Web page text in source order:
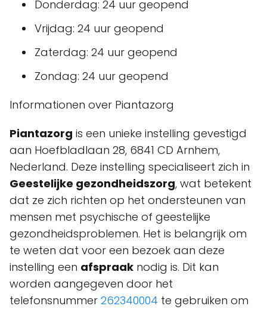
Donderdag: 24 uur geopend
Vrijdag: 24 uur geopend
Zaterdag: 24 uur geopend
Zondag: 24 uur geopend
Informationen over Piantazorg
Piantazorg is een unieke instelling gevestigd
aan Hoefbladlaan 28, 6841 CD Arnhem,
Nederland. Deze instelling specialiseert zich in
Geestelijke gezondheidszorg, wat betekent
dat ze zich richten op het ondersteunen van
mensen met psychische of geestelijke
gezondheidsproblemen. Het is belangrijk om
te weten dat voor een bezoek aan deze
instelling een afspraak nodig is. Dit kan
worden aangegeven door het
telefonsnummer 262340004 te gebruiken om